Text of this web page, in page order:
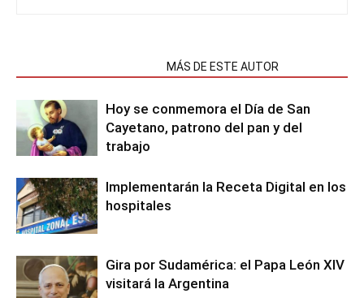
MÁS DE ESTE AUTOR
Hoy se conmemora el Día de San
Cayetano, patrono del pan y del
trabajo
Implementarán la Receta Digital en los
hospitales
Gira por Sudamérica: el Papa León XIV
visitará la Argentina